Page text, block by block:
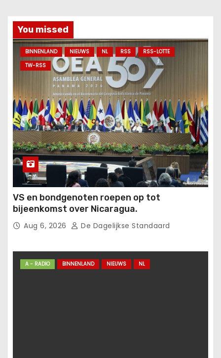
You missed
BINNENLAND NIEUWS NL RSS
RSS-LOTTE
TW-RSS
VS en bondgenoten roepen op tot
bijeenkomst over Nicaragua.
Aug 6, 2026 De Dagelijkse Standaard
A - RADIO BINNENLAND NIEUWS NL